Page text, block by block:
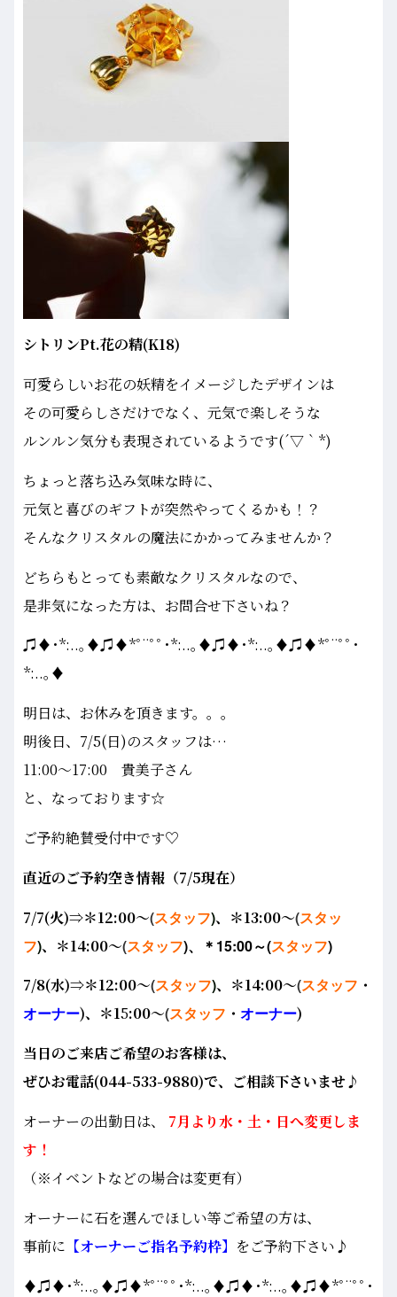
シトリンPt.花の精(K18)
可愛らしいお花の妖精をイメージしたデザインは
その可愛らしさだけでなく、元気で楽しそうな
ルンルン気分も表現されているようです(´▽｀*)
ちょっと落ち込み気味な時に、
元気と喜びのギフトが突然やってくるかも！？
そんなクリスタルの魔法にかかってみませんか？
どちらもとっても素敵なクリスタルなので、
是非気になった方は、お問合せ下さいね？
♫♦･*:..｡♦♫♦*ﾟ¨ﾟﾟ･*:..｡♦♫♦･*:..｡♦♫♦*ﾟ¨ﾟﾟ･
*:..｡♦
明日は、お休みを頂きます。。。
明後日、7/5(日)のスタッフは…
11:00～17:00 貴美子さん
と、なっております☆
ご予約絶賛受付中です♡
直近のご予約空き情報（7/5現在）
7/7(火)⇒＊12:00～(スタッフ)、＊13:00～(スタッ
フ)、 ＊14:00～(スタッフ)、＊15:00～(スタッフ)
7/8(水)⇒＊12:00～(スタッフ)、＊14:00～(スタッフ ・
オーナー)、＊15:00～(スタッフ ・ オーナー)
当日のご来店ご希望のお客様は、
ぜひお電話(044-533-9880)で、ご相談下さいませ♪
オーナーの出勤日は、
7月より水・土・日へ変更しま
す！
（※イベントなどの場合は変更有）
オーナーに石を選んでほしい等ご希望の方は、
事前に 【オーナーご指名予約枠】 をご予約下さい♪
♦♫♦･*:..｡♦♫♦*ﾟ¨ﾟﾟ･*:..｡♦♫♦･*:..｡♦♫♦*ﾟ¨ﾟﾟ･